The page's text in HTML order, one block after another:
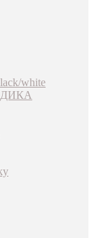
white